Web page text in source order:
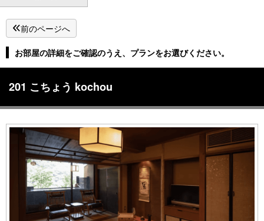
前のページへ
お部屋の詳細をご確認のうえ、プランをお選びください。
201 こちょう kochou